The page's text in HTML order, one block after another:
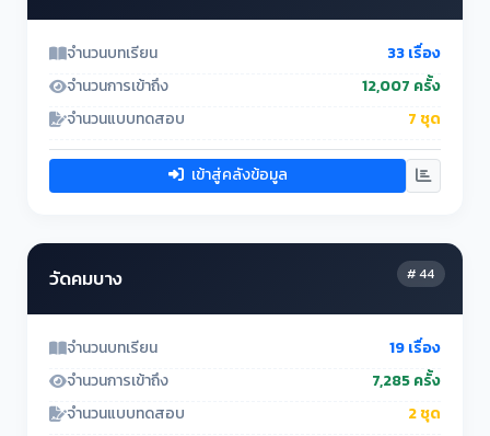
จำนวนบทเรียน
33 เรื่อง
จำนวนการเข้าถึง
12,007 ครั้ง
จำนวนแบบทดสอบ
7 ชุด
เข้าสู่คลังข้อมูล
# 44
วัดคมบาง
จำนวนบทเรียน
19 เรื่อง
จำนวนการเข้าถึง
7,285 ครั้ง
จำนวนแบบทดสอบ
2 ชุด